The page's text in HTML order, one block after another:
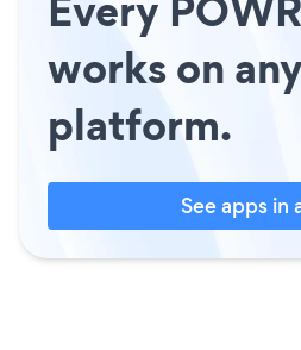
works on any
platform.
See apps in